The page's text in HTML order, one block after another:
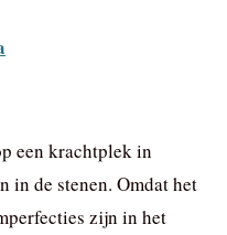
een krachtplek in
in de stenen. Omdat het
zijn in het